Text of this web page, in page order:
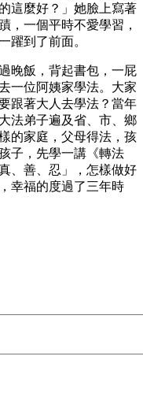
這麼好？」她臉上寫著
，一個平時不愛學習，
躍到了前面。
晚飯，背起書包，一屁
一位阿姨家學法。大家
跟著大人去學法？當年
法弟子遍及省、市、鄉
的家庭，父母得法，孩
子，先學一講《轉法
、善、忍」，怎樣做好
幸福的度過了三年時